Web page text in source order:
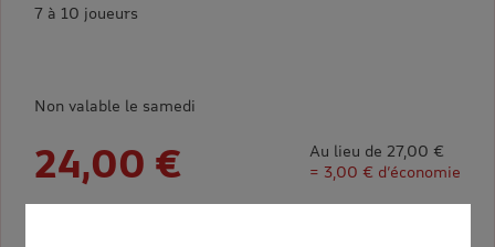
7 à 10 joueurs
Non valable le samedi
24,00 €
Au lieu de 27,00 €
= 3,00 € d’économie